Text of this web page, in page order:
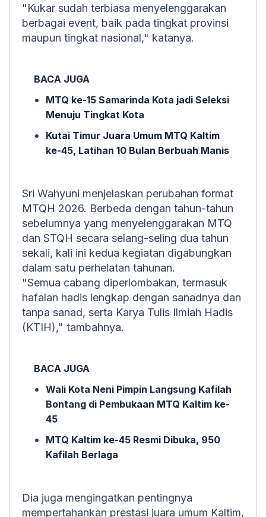
"Kukar sudah terbiasa menyelenggarakan
berbagai event, baik pada tingkat provinsi
maupun tingkat nasional," katanya.
BACA JUGA
MTQ ke-15 Samarinda Kota jadi Seleksi
Menuju Tingkat Kota
Kutai Timur Juara Umum MTQ Kaltim
ke-45, Latihan 10 Bulan Berbuah Manis
Sri Wahyuni menjelaskan perubahan format
MTQH 2026. Berbeda dengan tahun-tahun
sebelumnya yang menyelenggarakan MTQ
dan STQH secara selang-seling dua tahun
sekali, kali ini kedua kegiatan digabungkan
dalam satu perhelatan tahunan.
"Semua cabang diperlombakan, termasuk
hafalan hadis lengkap dengan sanadnya dan
tanpa sanad, serta Karya Tulis Ilmiah Hadis
(KTIH)," tambahnya.
BACA JUGA
Wali Kota Neni Pimpin Langsung Kafilah
Bontang di Pembukaan MTQ Kaltim ke-
45
MTQ Kaltim ke-45 Resmi Dibuka, 950
Kafilah Berlaga
Dia juga mengingatkan pentingnya
mempertahankan prestasi juara umum Kaltim,